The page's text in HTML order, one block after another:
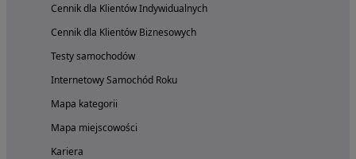
Cennik dla Klientów Indywidualnych
Cennik dla Klientów Biznesowych
Testy samochodów
Internetowy Samochód Roku
Mapa kategorii
Mapa miejscowości
Kariera